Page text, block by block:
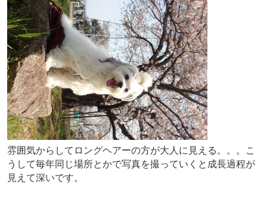
雰囲気からしてロングヘアーの方が大人に見える。。。こ
うして毎年同じ場所とかで写真を撮っていくと成長過程が
見えて深いです。